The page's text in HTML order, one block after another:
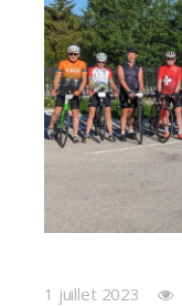
1 juillet 2023